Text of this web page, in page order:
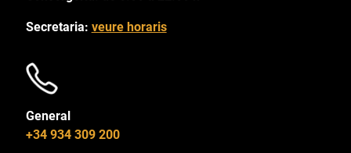
Secretaria: veure horaris
General
+34 934 309 200